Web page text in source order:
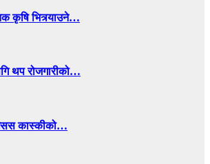
कृषि भित्र्याउने…
थप रोजगारीको…
कास्कीको…